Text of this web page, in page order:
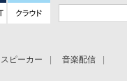
スピーカー
音楽配信